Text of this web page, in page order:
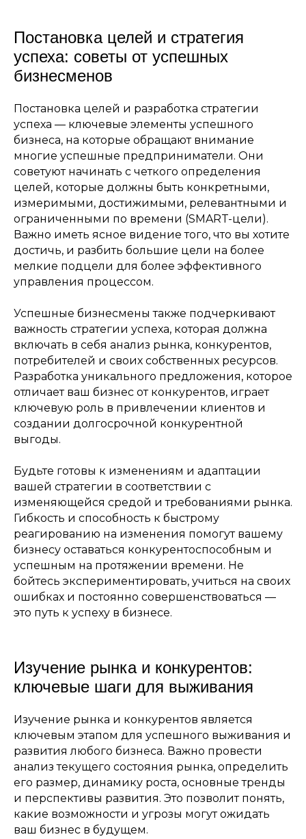
Постановка целей и стратегия
успеха: советы от успешных
бизнесменов
Постановка целей и разработка стратегии
успеха — ключевые элементы успешного
бизнеса, на которые обращают внимание
многие успешные предприниматели. Они
советуют начинать с четкого определения
целей, которые должны быть конкретными,
измеримыми, достижимыми, релевантными и
ограниченными по времени (SMART-цели).
Важно иметь ясное видение того, что вы хотите
достичь, и разбить большие цели на более
мелкие подцели для более эффективного
управления процессом.
Успешные бизнесмены также подчеркивают
важность стратегии успеха, которая должна
включать в себя анализ рынка, конкурентов,
потребителей и своих собственных ресурсов.
Разработка уникального предложения, которое
отличает ваш бизнес от конкурентов, играет
ключевую роль в привлечении клиентов и
создании долгосрочной конкурентной
выгоды.
Будьте готовы к изменениям и адаптации
вашей стратегии в соответствии с
изменяющейся средой и требованиями рынка.
Гибкость и способность к быстрому
реагированию на изменения помогут вашему
бизнесу оставаться конкурентоспособным и
успешным на протяжении времени. Не
бойтесь экспериментировать, учиться на своих
ошибках и постоянно совершенствоваться —
это путь к успеху в бизнесе.
Изучение рынка и конкурентов:
ключевые шаги для выживания
Изучение рынка и конкурентов является
ключевым этапом для успешного выживания и
развития любого бизнеса. Важно провести
анализ текущего состояния рынка, определить
его размер, динамику роста, основные тренды
и перспективы развития. Это позволит понять,
какие возможности и угрозы могут ожидать
ваш бизнес в будущем.